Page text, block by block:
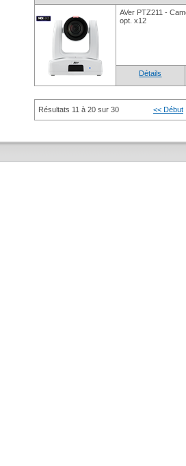
AVer PTZ211 -
opt. x12
Détails
Résultats 11 à 20 sur 30 << Début